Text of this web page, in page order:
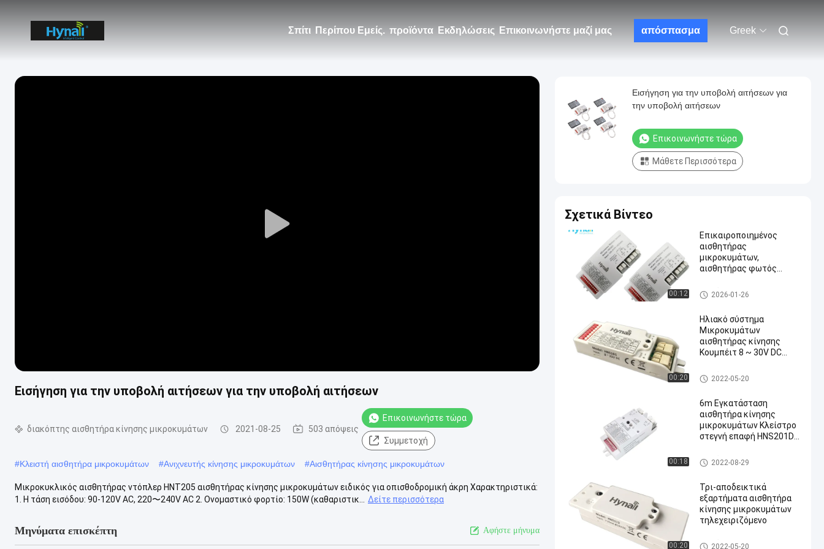
Σπίτι Περίπου Εμείς. προϊόντα Εκδηλώσεις Επικοινωνήστε μαζί μας απόσπασμα Greek
Play
Εισήγηση για την υποβολή αιτήσεων για την υποβολή αιτήσεων
διακόπτης αισθητήρα κίνησης μικροκυμάτων 2021-08-25 503 απόψεις
Επικοινωνήστε τώρα
Συμμετοχή
#Κλειστή αισθητήρα μικροκυμάτων #Ανιχνευτής κίνησης μικροκυμάτων #Αισθητήρας κίνησης μικροκυμάτων
Μικροκυκλικός αισθητήρας ντόπλερ HNT205 αισθητήρας κίνησης μικροκυμάτων ειδικός για οπισθοδρομική άκρη Χαρακτηριστικά:
1. Η τάση εισόδου: 90-120V AC, 220〜240V AC 2. Ονομαστικό φορτίο: 150W (καθαριστικ...
Δείτε περισσότερα
Μηνύματα επισκέπτη Αφήστε μήνυμα
Εισήγηση για την υποβολή αιτήσεων για
την υποβολή αιτήσεων
Επικοινωνήστε τώρα
Μάθετε Περισσότερα
Σχετικά Βίντεο
00:12
Επικαιροποιημένος
αισθητήρας
μικροκυμάτων,
αισθητήρας φωτός
διακόπτης αισθητήρα κίνηση
ς μικροκυμάτων
2026-01-26
00:20
Ηλιακό σύστημα
Μικροκυμάτων
αισθητήρας κίνησης
Κουμπέιτ 8 ~ 30V DC
διακόπτης αισθητήρα κίνηση
ς μικροκυμάτων
2022-05-20
00:18
6m Εγκατάσταση
αισθητήρα κίνησης
μικροκυμάτων Κλείστρο
στεγνή επαφή HNS201DC
διακόπτης αισθητήρα κίνηση
ς μικροκυμάτων
2022-08-29
00:20
Τρι-αποδεικτικά
εξαρτήματα αισθητήρα
κίνησης μικροκυμάτων
τηλεχειριζόμενο
διακόπτης αισθητήρα κίνηση
2022-05-20